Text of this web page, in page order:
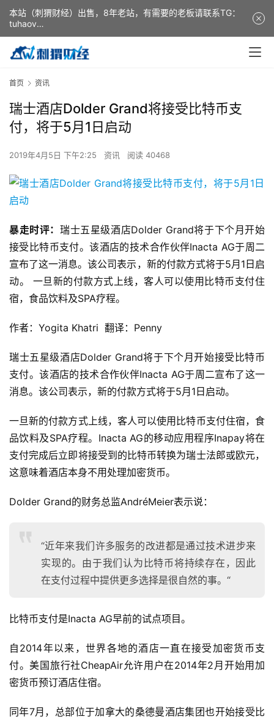
首页 资讯
瑞士酒店Dolder Grand将接受比特币支
付，将于5月1日启动
2019年4月5日 下午2:25 资讯 阅读 40468
暴走时评： 瑞士五星级酒店Dolder Grand将于下个月开始
接受比特币支付。该酒店的技术合作伙伴Inacta AG于周二
宣布了这一消息。该公司表示，新的付款方式将于5月1日启
动。 一旦新的付款方式上线，客人可以使用比特币支付住
宿，食品饮料及SPA疗程。
作者：Yogita Khatri 翻译：Penny
瑞士五星级酒店Dolder Grand将于下个月开始接受比特币
支付。该酒店的技术合作伙伴Inacta AG于周二宣布了这一
消息。该公司表示，新的付款方式将于5月1日启动。
一旦新的付款方式上线，客人可以使用比特币支付住宿，食
品饮料及SPA疗程。Inacta AG的移动应用程序Inapay将在
支付完成后立即将接受到的比特币转换为瑞士法郎或欧元，
这意味着酒店本身不用处理加密货币。
Dolder Grand的财务总监AndréMeier表示说：
“近年来我们许多服务的改进都是通过技术进步来
实现的。由于我们认为比特币将持续存在，因此
在支付过程中提供更多选择是很自然的事。“
比特币支付是Inacta AG早前的试点项目。
自2014年以来，世界各地的酒店一直在接受加密货币支
付。美国旅行社CheapAir允许用户在2014年2月开始用加
密货币预订酒店住宿。
同年7月，总部位于加拿大的桑德曼酒店集团也开始接受比
本站（刺猬财经）出售，8年老站，有需要的老板请联系TG：
tuhaov
This website (ciweicaijing) is for sale. It is a 8-year-old
website. If you need it, please contact TG: tuhaov